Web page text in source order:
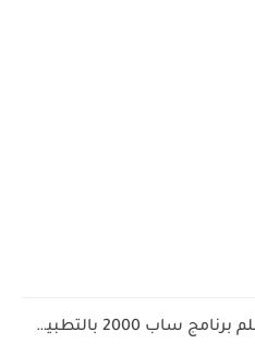
كتاب تعلم برنامج ساب 2000 بالتطبيق | Learn SAP 2000